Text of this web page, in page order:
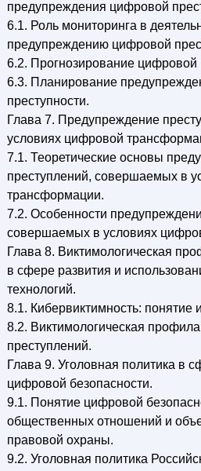
предупреждения цифровой
6.1. Роль мониторинга в
предупреждению цифровой
6.2. Прогнозирование цифровой
6.3. Планирование
преступности.
Глава 7. Предупреждение
условиях цифровой
7.1. Теоретические основы
преступлений, совершаемых в
трансформации.
7.2. Особенности
совершаемых в условиях
Глава 8. Виктимологическая
в сфере развития и
технологий.
8.1. Кибервиктимность: понятие
8.2. Виктимологическая
преступлений.
Глава 9. Уголовная политика в
цифровой безопасности.
9.1. Понятие цифровой
общественных отношений и
правовой охраны.
9.2. Уголовная политика